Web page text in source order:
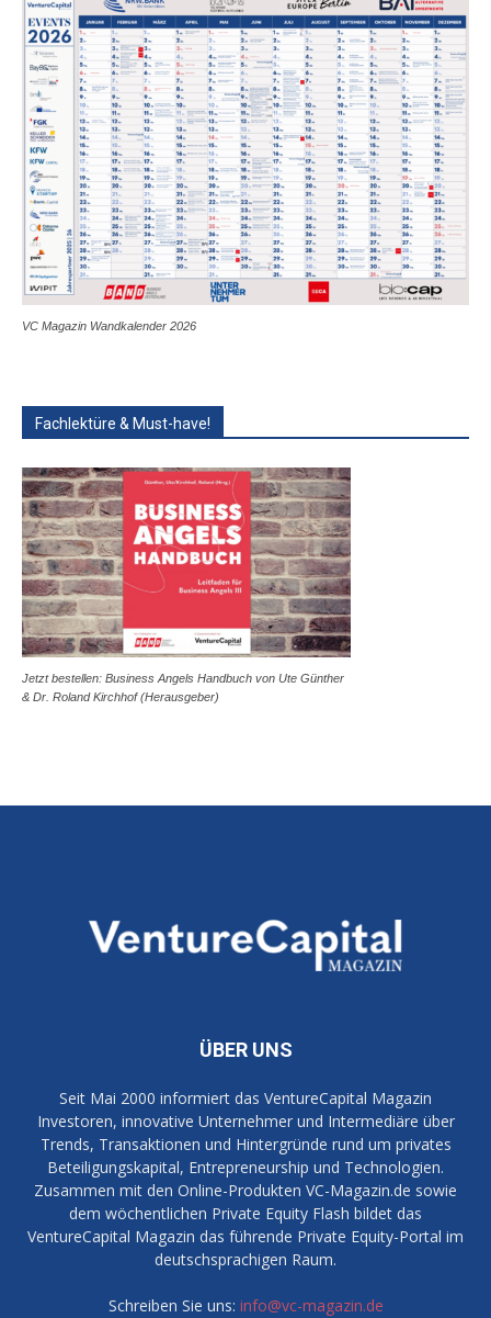
VC Magazin Wandkalender 2026
Fachlektüre & Must-have!
Jetzt bestellen: Business Angels Handbuch von Ute Günther
& Dr. Roland Kirchhof (Herausgeber)
ÜBER UNS
Seit Mai 2000 informiert das VentureCapital Magazin
Investoren, innovative Unternehmer und Intermediäre über
Trends, Transaktionen und Hintergründe rund um privates
Beteiligungskapital, Entrepreneurship und Technologien.
Zusammen mit den Online-Produkten VC-Magazin.de sowie
dem wöchentlichen Private Equity Flash bildet das
VentureCapital Magazin das führende Private Equity-Portal im
deutschsprachigen Raum.
Schreiben Sie uns: info@vc-magazin.de